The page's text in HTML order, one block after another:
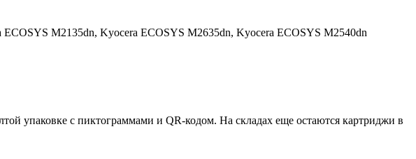
ECOSYS M2135dn, Kyocera ECOSYS M2635dn, Kyocera ECOSYS M2540dn
упаковке с пиктограммами и QR-кодом. На складах еще остаются картриджи в